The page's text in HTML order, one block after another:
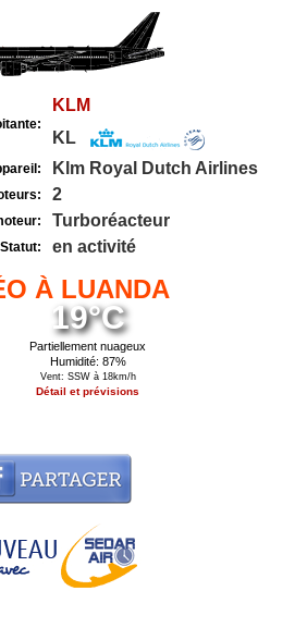
KLM
KL
Klm Royal Dutch Airlines
2
Turboréacteur
Statut: en activité
À LUANDA
19°C
Partiellement nuageux
Humidité: 87%
Vent: SSW à 18km/h
Détail et prévisions